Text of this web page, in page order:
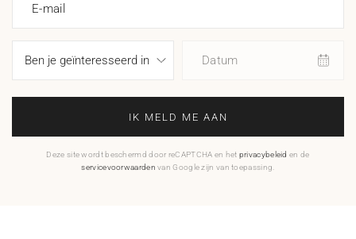
E-mail
Datum
IK MELD ME AAN
Deze site wordt beschermd door reCAPTCHA en het privacybeleid en de
servicevoorwaarden van Google zijn van toepassing.